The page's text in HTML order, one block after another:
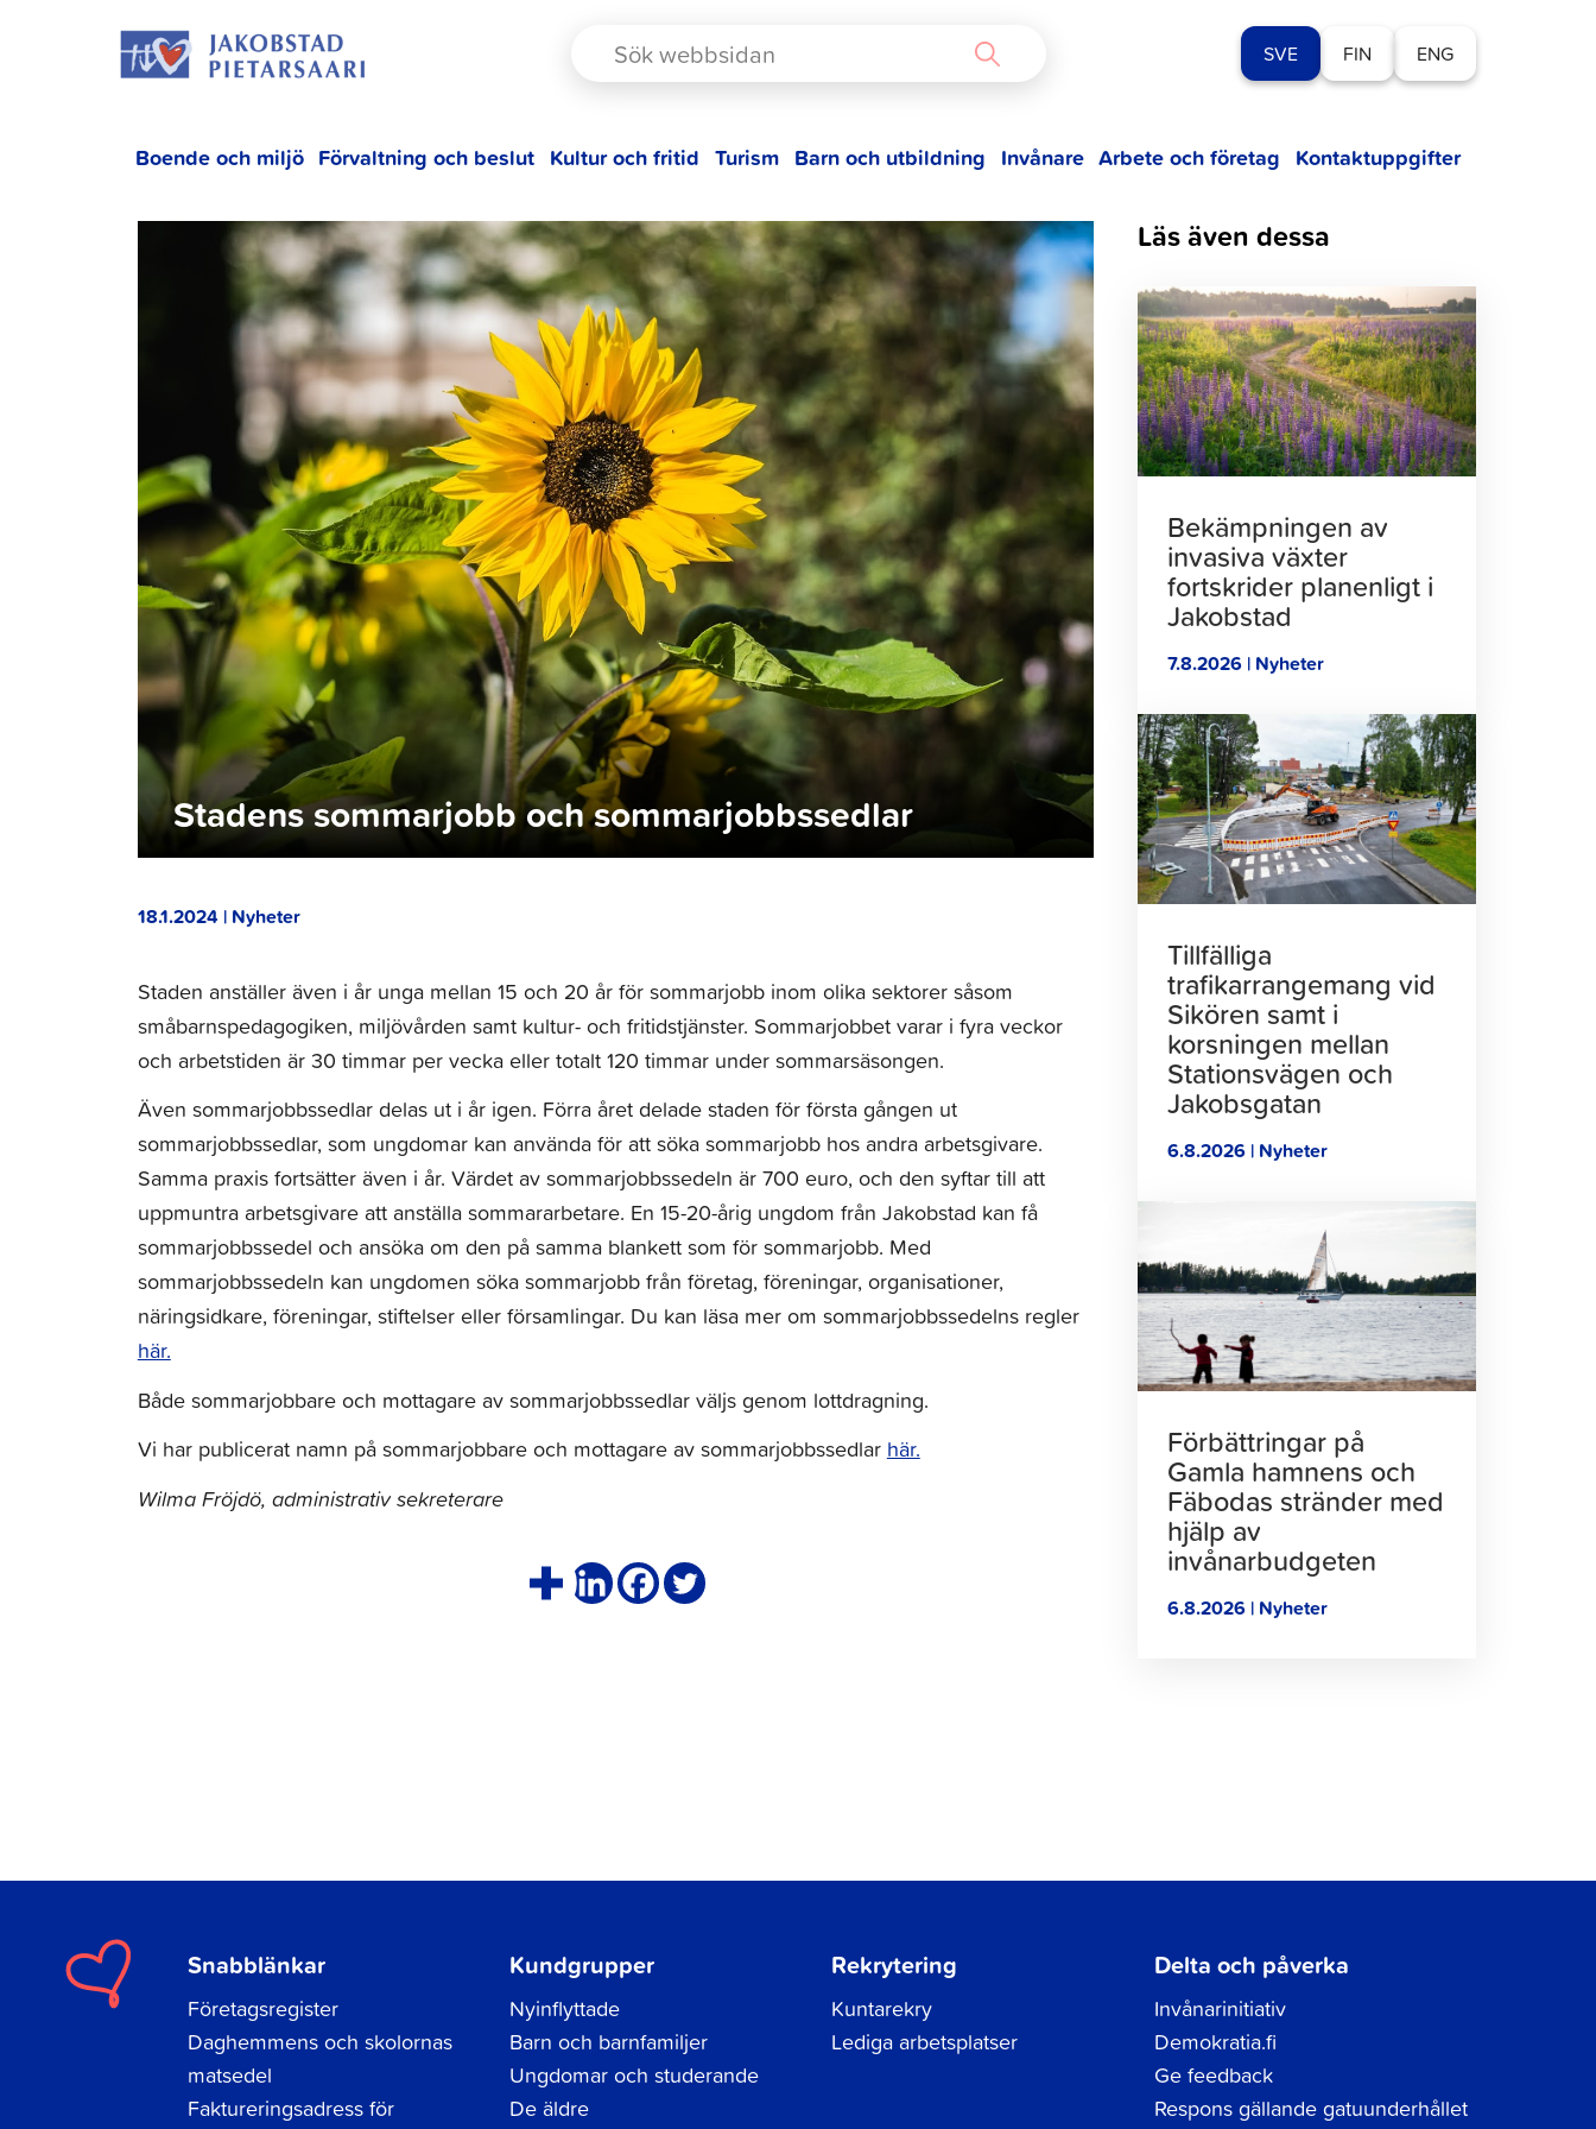
SVE FIN ENG
Boende och miljö Förvaltning och beslut Kultur och fritid Turism Barn och utbildning Invånare Arbete och företag Kontaktuppgifter
Stadens sommarjobb och sommarjobbssedlar
18.1.2024 | Nyheter
Staden anställer även i år unga mellan 15 och 20 år för sommarjobb inom olika sektorer såsom
småbarnspedagogiken, miljövården samt kultur- och fritidstjänster. Sommarjobbet varar i fyra veckor
och arbetstiden är 30 timmar per vecka eller totalt 120 timmar under sommarsäsongen.
Även sommarjobbssedlar delas ut i år igen. Förra året delade staden för första gången ut
sommarjobbssedlar, som ungdomar kan använda för att söka sommarjobb hos andra arbetsgivare.
Samma praxis fortsätter även i år. Värdet av sommarjobbssedeln är 700 euro, och den syftar till att
uppmuntra arbetsgivare att anställa sommararbetare. En 15-20-årig ungdom från Jakobstad kan få
sommarjobbssedel och ansöka om den på samma blankett som för sommarjobb. Med
sommarjobbssedeln kan ungdomen söka sommarjobb från företag, föreningar, organisationer,
näringsidkare, föreningar, stiftelser eller församlingar. Du kan läsa mer om sommarjobbssedelns regler
här.
Både sommarjobbare och mottagare av sommarjobbssedlar väljs genom lottdragning.
Vi har publicerat namn på sommarjobbare och mottagare av sommarjobbssedlar här.
Wilma Fröjdö, administrativ sekreterare
Läs även dessa
Klicka
för
att
läsa
artikeln
Bekämpningen av
invasiva växter
fortskrider planenligt i
Jakobstad
7.8.2026 | Nyheter
Klicka
för
att
läsa
artikeln
Tillfälliga
trafikarrangemang vid
Sikören samt i
korsningen mellan
Stationsvägen och
Jakobsgatan
6.8.2026 | Nyheter
att
läsa
artikeln
Förbättringar på
Gamla hamnens och
Fäbodas stränder med
hjälp av
invånarbudgeten
6.8.2026 | Nyheter
Snabblänkar
Företagsregister
Daghemmens och skolornas
matsedel
Faktureringsadress för
Kundgrupper
Nyinflyttade
Barn och barnfamiljer
Ungdomar och studerande
De äldre
Rekrytering
Kuntarekry
Lediga arbetsplatser
Delta och påverka
Invånarinitiativ
Demokratia.fi
Ge feedback
Respons gällande gatuunderhållet